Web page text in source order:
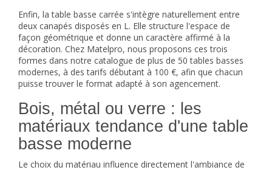
Enfin, la table basse carrée s'intègre naturellement entre
deux canapés disposés en L. Elle structure l'espace de
façon géométrique et donne un caractère affirmé à la
décoration. Chez Matelpro, nous proposons ces trois
formes dans notre catalogue de plus de 50 tables basses
modernes, à des tarifs débutant à 100 €, afin que chacun
puisse trouver le format adapté à son agencement.
Bois, métal ou verre : les
matériaux tendance d'une table
basse moderne
Le choix du matériau influence directement l'ambiance de